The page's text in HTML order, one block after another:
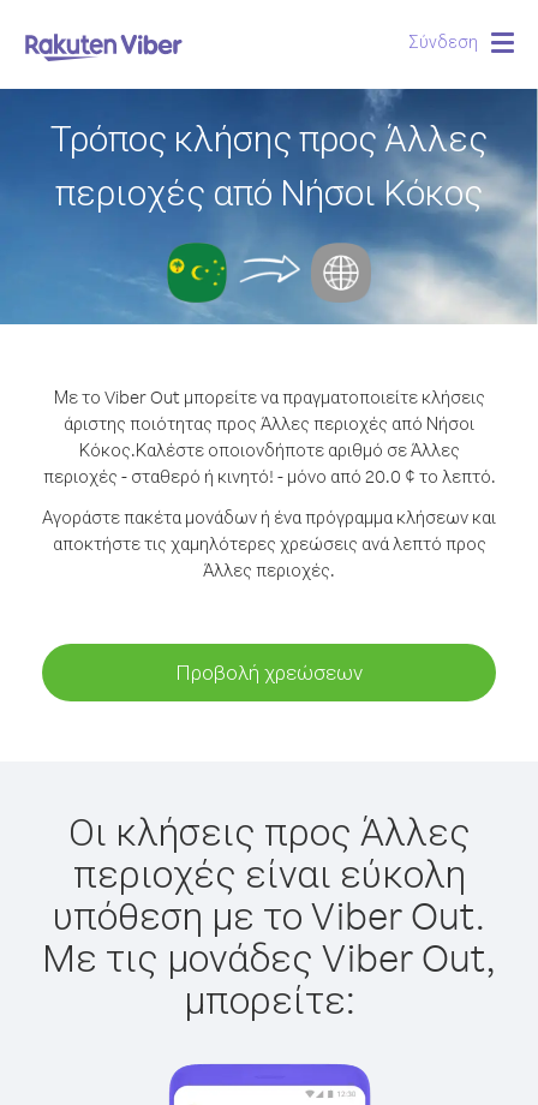
Σύνδεση
Τρόπος κλήσης προς Άλλες
περιοχές από Νήσοι Κόκος
Με το Viber Out μπορείτε να πραγματοποιείτε κλήσεις
άριστης ποιότητας προς Άλλες περιοχές από Νήσοι
Κόκος.Καλέστε οποιονδήποτε αριθμό σε Άλλες
περιοχές - σταθερό ή κινητό! - μόνο από 20.0 ¢ το λεπτό.
Αγοράστε πακέτα μονάδων ή ένα πρόγραμμα κλήσεων και
αποκτήστε τις χαμηλότερες χρεώσεις ανά λεπτό προς
Άλλες περιοχές.
Προβολή χρεώσεων
Οι κλήσεις προς Άλλες
περιοχές είναι εύκολη
υπόθεση με το Viber Out.
Με τις μονάδες Viber Out,
μπορείτε: